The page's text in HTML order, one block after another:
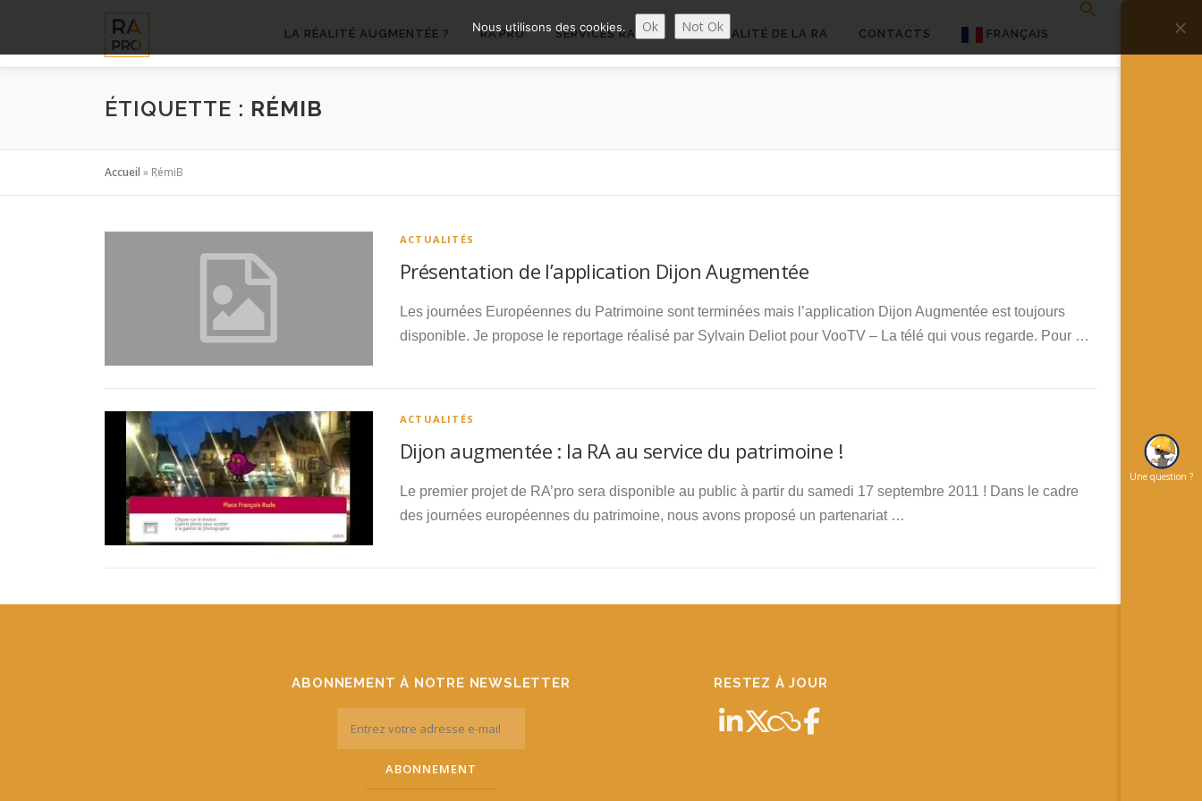
contenu
LA RÉALITÉ AUGMENTÉE ? RA’PRO SERVICES RA’PRO ACTUALITÉ DE LA RA CONTACTS FRANÇAIS
ÉTIQUETTE : RÉMIB
Accueil » RémiB
ACTUALITÉS
Présentation de l’application Dijon Augmentée
Les journées Européennes du Patrimoine sont terminées mais l’application Dijon Augmentée est toujours
disponible. Je propose le reportage réalisé par Sylvain Deliot pour VooTV – La télé qui vous regarde. Pour …
ACTUALITÉS
Dijon augmentée : la RA au service du patrimoine !
Le premier projet de RA’pro sera disponible au public à partir du samedi 17 septembre 2011 ! Dans le cadre
des journées européennes du patrimoine, nous avons proposé un partenariat …
ABONNEMENT À NOTRE NEWSLETTER RESTEZ À JOUR
Une question ?
Nous utilisons des cookies. Ok Not Ok